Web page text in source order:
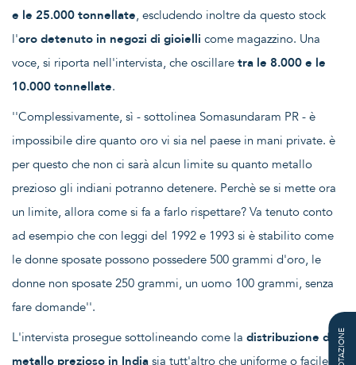
e le 25.000 tonnellate, escludendo inoltre da questo stock
l'oro detenuto in negozi di gioielli come magazzino. Una
voce, si riporta nell'intervista, che oscillare tra le 8.000 e le
10.000 tonnellate.
''Complessivamente, sì - sottolinea Somasundaram PR - è
impossibile dire quanto oro vi sia nel paese in mani private. è
per questo che non ci sarà alcun limite su quanto metallo
prezioso gli indiani potranno detenere. Perchè se si mette ora
un limite, allora come si fa a farlo rispettare? Va tenuto conto
ad esempio che con leggi del 1992 e 1993 si è stabilito come
le donne sposate possono possedere 500 grammi d'oro, le
donne non sposate 250 grammi, un uomo 100 grammi, senza
fare domande''.
L'intervista prosegue sottolineando come la distribuzione del
metallo prezioso in India sia tutt'altro che uniforme o facile
QUOTAZIONE